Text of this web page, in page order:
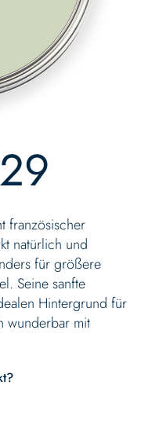
französischer
natürlich und
für größere
Seine sanfte
Hintergrund für
wunderbar mit